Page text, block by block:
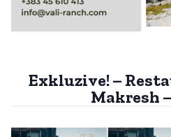
Exkluzive! –
Makresh